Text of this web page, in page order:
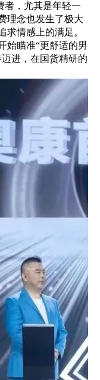
者，尤其是年轻一
理念也发生了极大
情感上的满足。
始瞄准“更舒适的男
进，在国货精研的